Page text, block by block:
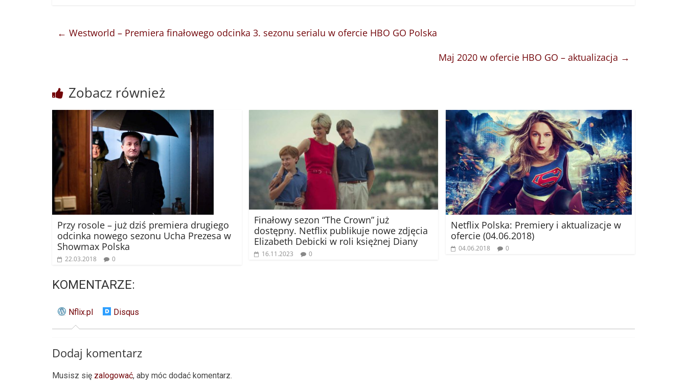
← Westworld – Premiera finałowego odcinka 3. sezonu serialu w ofercie HBO GO Polska
Maj 2020 w ofercie HBO GO – aktualizacja →
Zobacz również
Przy rosole – już dziś premiera drugiego
odcinka nowego sezonu Ucha Prezesa w
Showmax Polska
22.03.2018 0
Finałowy sezon “The Crown” już
dostępny. Netflix publikuje nowe zdjęcia
Elizabeth Debicki w roli księżnej Diany
16.11.2023 0
Netflix Polska: Premiery i aktualizacje w
ofercie (04.06.2018)
04.06.2018 0
KOMENTARZE:
Nflix.pl Disqus
Dodaj komentarz
Musisz się zalogować, aby móc dodać komentarz.